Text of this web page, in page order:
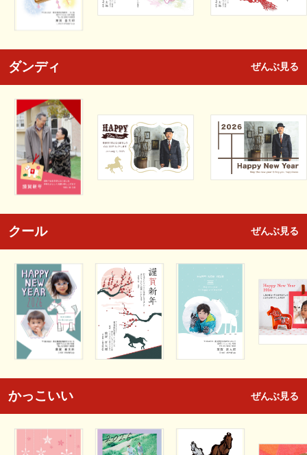
ダンディ ぜんぶ見る
クール ぜんぶ見る
かっこいい ぜんぶ見る